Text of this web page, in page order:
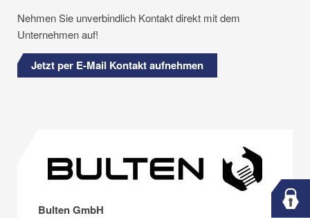
Nehmen Sie unverbindlich Kontakt direkt mit dem
Unternehmen auf!
Jetzt per E-Mail Kontakt aufnehmen
Bulten GmbH